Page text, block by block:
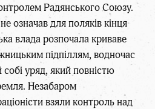
Радянського Союзу.
означав для поляків кінця
влада розпочала криваве
підпіллям, водночас
уряд, який повністю
Незабаром
взяли контроль над